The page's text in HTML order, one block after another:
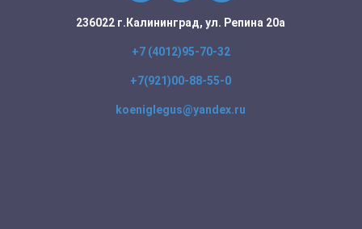
236022 г.Калининград, ул. Репина 20а
+7 (4012)95-70-32
+7(921)00-88-55-0
koeniglegus@yandex.ru